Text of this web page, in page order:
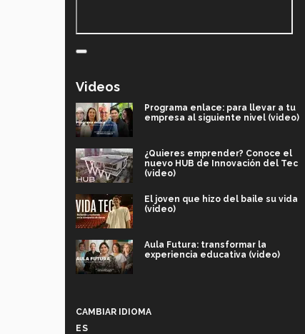
Videos
Programa enlace: para llevar a tu
empresa al siguiente nivel (video)
¿Quieres emprender? Conoce el
nuevo HUB de Innovación del Tec
(video)
El joven que hizo del baile su vida
(video)
Aula Futura: transformar la
experiencia educativa (video)
CAMBIAR IDIOMA
ES